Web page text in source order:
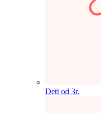
Deti od 3r.